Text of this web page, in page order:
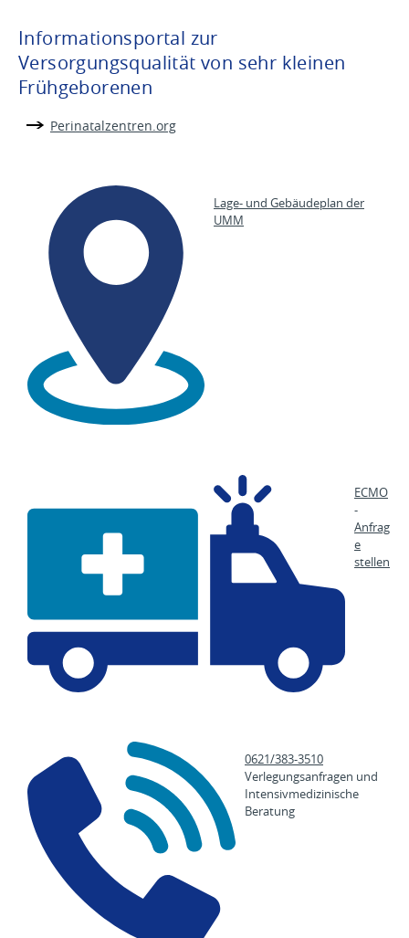
Informationsportal zur
Versorgungsqualität von sehr kleinen
Frühgeborenen
Perinatalzentren.org
Lage- und Gebäudeplan der
UMM
ECMO
-
Anfrag
e
stellen
0621/383-3510
Verlegungsanfragen und
Intensivmedizinische
Beratung